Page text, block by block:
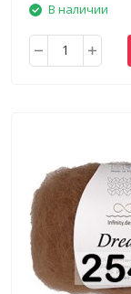
В наличии